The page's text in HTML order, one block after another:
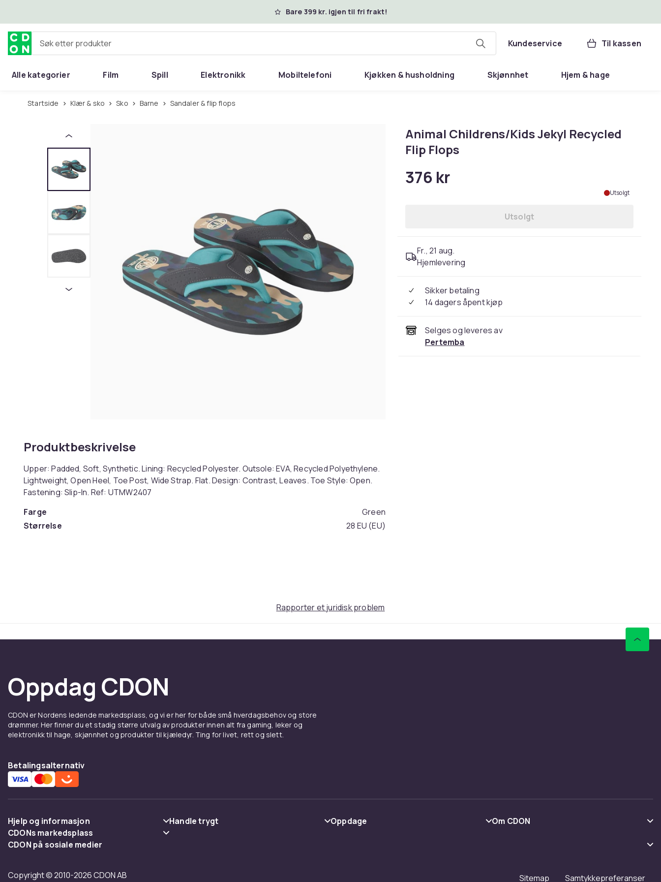
Bare 399 kr. igjen til fri frakt!
Søk etter produkter Kundeservice Til kassen
Alle kategorier Film Spill Elektronikk Mobiltelefoni Kjøkken & husholdning Skjønnhet Hjem & hage
Startside Klær & sko Sko Barne Sandaler & flip flops
Produktbeskrivelse
Upper: Padded, Soft, Synthetic. Lining: Recycled Polyester. Outsole: EVA, Recycled Polyethylene.
Lightweight, Open Heel, Toe Post, Wide Strap. Flat. Design: Contrast, Leaves. Toe Style: Open.
Fastening: Slip-In. Ref: UTMW2407
Farge
Green
Størrelse
28 EU (EU)
Animal Childrens/Kids Jekyl Recycled
Flip Flops
376 kr
Utsolgt
Utsolgt
Fr., 21 aug.
Hjemlevering
Sikker betaling
14 dagers åpent kjøp
Selges og leveres av
Pertemba
Rapporter et juridisk problem
Oppdag CDON
CDON er Nordens ledende markedsplass, og vi er her for både små hverdagsbehov og store
drømmer. Her finner du et stadig større utvalg av produkter innen alt fra gaming, leker og
elektronikk til hage, skjønnhet og produkter til kjæledyr. Ting for livet, rett og slett.
Betalingsalternativ
Hjelp og informasjon
Vanlige spørsmål
Angre & returner her
Handle trygt
Oppdage
Om CDON
Jobbe på CDON
CDONs markedsplass
Merchant Help Center
CDON på sosiale medier
Copyright © 2010-2026 CDON AB
Sitemap Samtykkepreferanser